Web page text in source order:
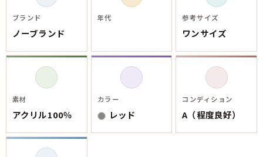
お客様の声
レビュー1万件突破
お気に入りリスト
会員登録
メルマガ登録
会社概要
店舗一覧
古着卸売
特定商取引法に基づく表示
プライバシーポリシー
ブランド
ノーブランド
年代 参考サイズ
ワンサイズ
素材
アクリル100％
カラー
レッド
コンディション
A（程度良好）